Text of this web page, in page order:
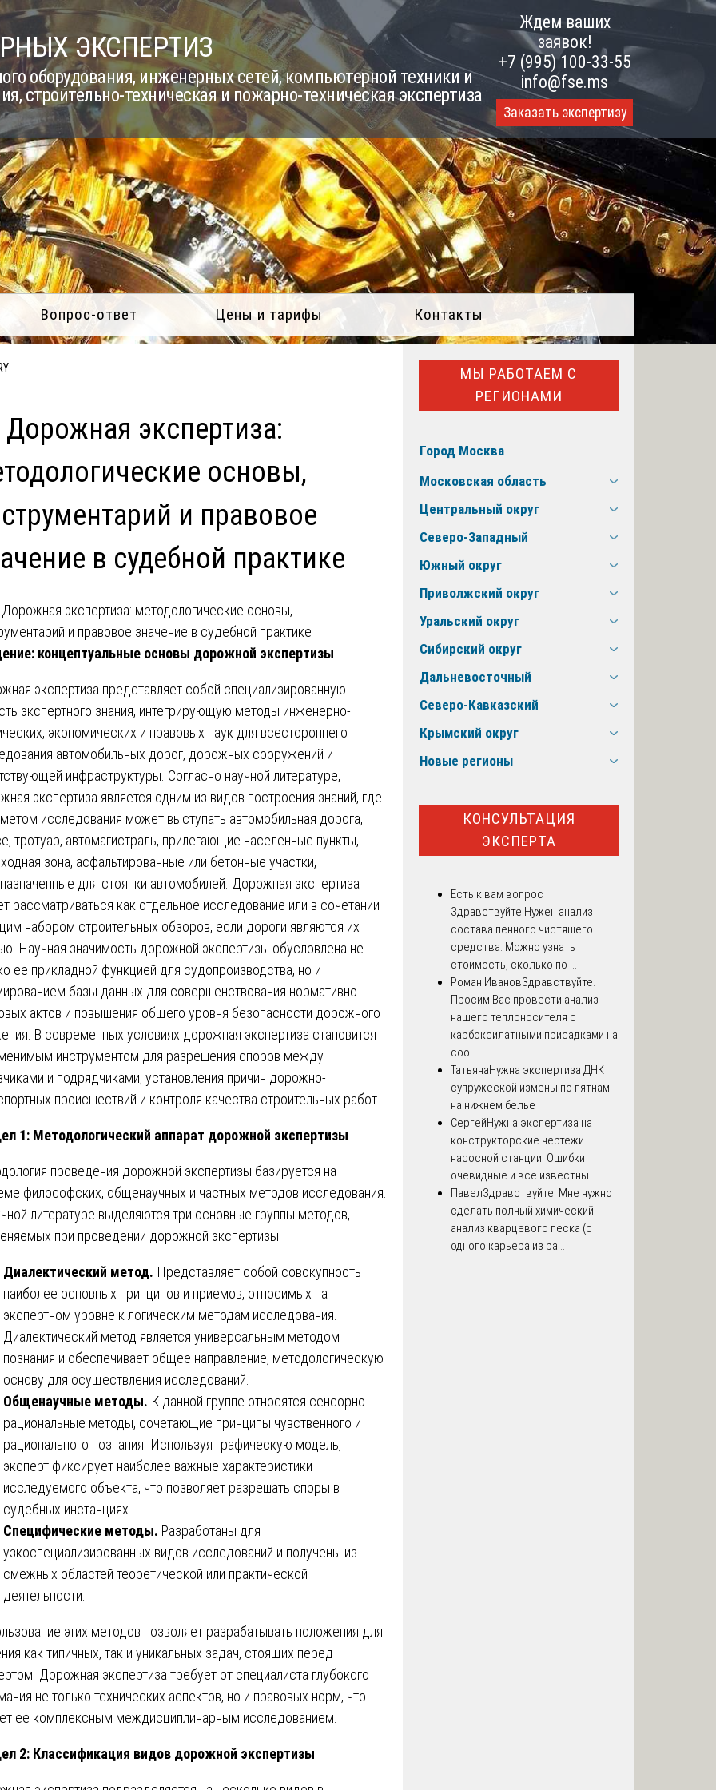
ЭКСПЕРТИЗ
оборудования, инженерных сетей, компьютерной техники и
строительно-техническая и пожарно-техническая экспертиза
Ждем ваших
заявок!
+7 (995) 100-33-55
info@fse.ms
Заказать экспертизу
Вопрос-ответ Цены и тарифы Контакты
экспертиза:
основы,
и правовое
в судебной практике
концептуальные основы дорожной экспертизы
экспертиза представляет собой специализированную
экспертного знания, интегрирующую методы инженерно-
экономических и правовых наук для всестороннего
автомобильных дорог, дорожных сооружений и
инфраструктуры. Согласно научной литературе,
экспертиза является одним из видов построения знаний, где
исследования может выступать автомобильная дорога,
тротуар, автомагистраль, прилегающие населенные пункты,
зона, асфальтированные или бетонные участки,
для стоянки автомобилей. Дорожная экспертиза
рассматриваться как отдельное исследование или в сочетании
набором строительных обзоров, если дороги являются их
Научная значимость дорожной экспертизы обусловлена не
ее прикладной функцией для судопроизводства, но и
базы данных для совершенствования нормативно-
актов и повышения общего уровня безопасности дорожного
В современных условиях дорожная экспертиза становится
инструментом для разрешения споров между
и подрядчиками, установления причин дорожно-
происшествий и контроля качества строительных работ.
1: Методологический аппарат дорожной экспертизы
проведения дорожной экспертизы базируется на
философских, общенаучных и частных методов исследования.
литературе выделяются три основные группы методов,
при проведении дорожной экспертизы:
Диалектический метод. Представляет собой совокупность
наиболее основных принципов и приемов, относимых на
экспертном уровне к логическим методам исследования.
Диалектический метод является универсальным методом
познания и обеспечивает общее направление, методологическую
основу для осуществления исследований.
Общенаучные методы. К данной группе относятся сенсорно-
рациональные методы, сочетающие принципы чувственного и
рационального познания. Используя графическую модель,
эксперт фиксирует наиболее важные характеристики
исследуемого объекта, что позволяет разрешать споры в
судебных инстанциях.
Специфические методы. Разработаны для
узкоспециализированных видов исследований и получены из
смежных областей теоретической или практической
деятельности.
этих методов позволяет разрабатывать положения для
как типичных, так и уникальных задач, стоящих перед
Дорожная экспертиза требует от специалиста глубокого
не только технических аспектов, но и правовых норм, что
ее комплексным междисциплинарным исследованием.
2: Классификация видов дорожной экспертизы
МЫ РАБОТАЕМ С
РЕГИОНАМИ
Город Москва
Московская область
Центральный округ
Северо-Западный
Южный округ
Приволжский округ
Уральский округ
Сибирский округ
Дальневосточный
Северо-Кавказский
Крымский округ
Новые регионы
КОНСУЛЬТАЦИЯ
ЭКСПЕРТА
Есть к вам вопрос !
Здравствуйте!Нужен анализ
состава пенного чистящего
средства. Можно узнать
стоимость, сколько по ...
Роман ИвановЗдравствуйте.
Просим Вас провести анализ
нашего теплоносителя с
карбоксилатными присадками на
соо...
ТатьянаНужна экспертиза ДНК
супружеской измены по пятнам
на нижнем белье
СергейНужна экспертиза на
конструкторские чертежи
насосной станции. Ошибки
очевидные и все известны.
ПавелЗдравствуйте. Мне нужно
сделать полный химический
анализ кварцевого песка (с
одного карьера из ра...